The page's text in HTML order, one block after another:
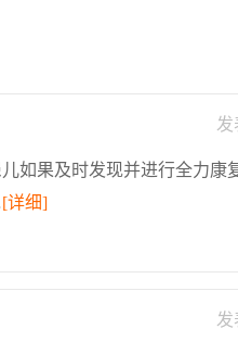
发
如果及时发现并进行全力康
[详细]
发